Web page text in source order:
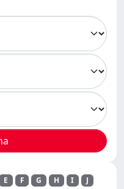
E F G H I
J